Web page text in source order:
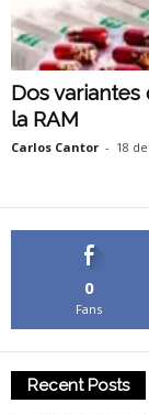
Dos
la RAM
Carlos Cantor - 18
0
Fans
Recent Posts